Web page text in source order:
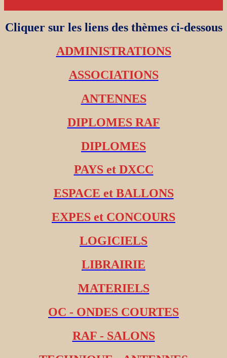
Cliquer sur les liens des thèmes ci-dessous
ADMINISTRATIONS
ASSOCIATIONS
ANTENNES
DIPLOMES RAF
DIPLOMES
PAYS et DXCC
ESPACE et BALLONS
EXPES et CONCOURS
LOGICIELS
LIBRAIRIE
MATERIELS
OC - ONDES COURTES
RAF - SALONS